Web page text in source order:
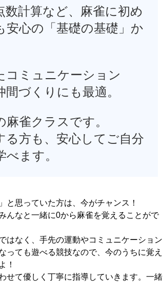
数計算など、麻雀に初め
安心の「基礎の基礎」か
コミュニケーション
づくりにも最適。
雀クラスです。
る方も、安心してご自分
ます。
と思っていた方は、今がチャンス！
んなと一緒に0から麻雀を覚えることがで
はなく、手先の運動やコミュニケーション
っても遊べる競技なので、今のうちに覚え
！
せて優しく丁寧に指導していきます。一緒